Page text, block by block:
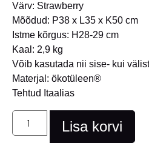
Värv: Strawberry
Mõõdud: P38 x L35 x K50 cm
Istme kõrgus: H28-29 cm
Kaal: 2,9 kg
Võib kasutada nii sise- kui
Materjal: ökotüleen®
Tehtud Itaalias
Lisa korvi